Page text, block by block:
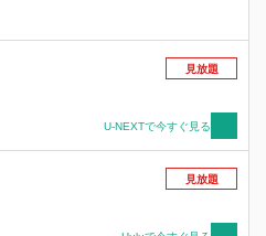
見放題
U-NEXTで今すぐ見る
見放題